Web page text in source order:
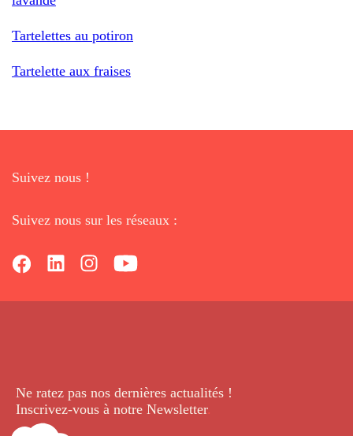
Tartelettes au potiron
Tartelette aux fraises
Suivez nous !
Suivez nous sur les réseaux :
Ne ratez pas nos dernières actualités !
Inscrivez-vous à notre Newsletter.